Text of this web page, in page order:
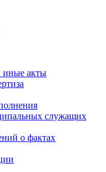
иные акты
служащих
о фактах